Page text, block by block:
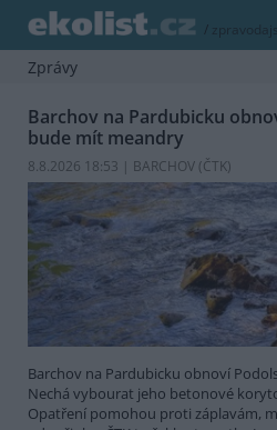
/
Zprávy
Barchov na Pardubicku
bude mít meandry
8.8.2026 18:53 | BARCHOV (ČTK)
Barchov na Pardubicku obnoví
Nechá vybourat jeho betonové
Opatření pomohou proti záplavám,